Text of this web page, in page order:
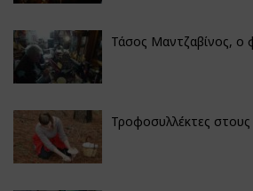
Τάσος Μαντζαβίνος, ο
Τροφοσυλλέκτες στους